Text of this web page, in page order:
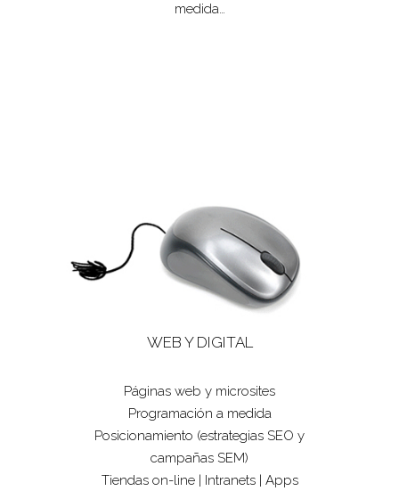
medida…
WEB Y DIGITAL
Páginas web y microsites
Programación a medida
Posicionamiento (estrategias SEO y
campañas SEM)
Tiendas on-line | Intranets | Apps